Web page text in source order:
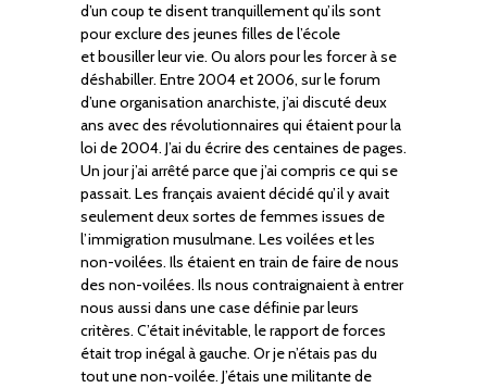
d’un coup te disent tranquillement qu’ils sont
pour exclure des jeunes filles de l’école
et bousiller leur vie. Ou alors pour les forcer à se
déshabiller. Entre 2004 et 2006, sur le forum
d’une organisation anarchiste, j’ai discuté deux
ans avec des révolutionnaires qui étaient pour la
loi de 2004. J’ai du écrire des centaines de pages.
Un jour j’ai arrêté parce que j’ai compris ce qui se
passait. Les français avaient décidé qu’il y avait
seulement deux sortes de femmes issues de
l’immigration musulmane. Les voilées et les
non-voilées. Ils étaient en train de faire de nous
des non-voilées. Ils nous contraignaient à entrer
nous aussi dans une case définie par leurs
critères. C’était inévitable, le rapport de forces
était trop inégal à gauche. Or je n’étais pas du
tout une non-voilée. J’étais une militante de